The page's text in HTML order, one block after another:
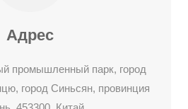
Адрес
промышленный парк, город
город Синьсян, провинция